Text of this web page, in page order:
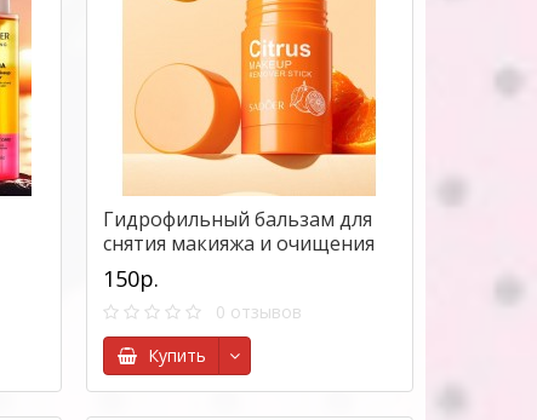
Гидрофильный бальзам для
снятия макияжа и очищения
пор в стике Sadoer Citrus
Makeup Remover Stick, 30 гр.
150р.
0 отзывов
Купить